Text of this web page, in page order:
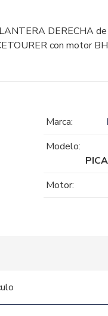
DERECHA de
con motor
Marca:
Modelo:
Motor: